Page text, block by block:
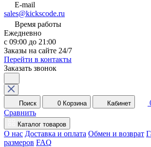
E-mail
sales@kickscode.ru
Время работы
Ежедневно
с 09:00 до 21:00
Заказы на сайте 24/7
Перейти в контакты
Заказать звонок
Поиск 0 Корзина Кабинет
Сравнить
Каталог товаров
О нас Доставка и оплата Обмен и возврат
размеров FAQ